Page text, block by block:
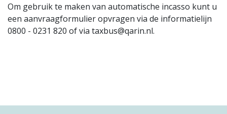
Om gebruik te maken van automatische incasso kunt u
een aanvraagformulier opvragen via de informatielijn
0800 - 0231 820 of via taxbus@qarin.nl.